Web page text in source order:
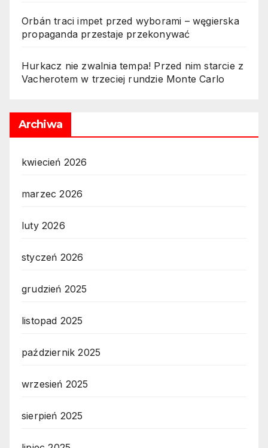
Orbán traci impet przed wyborami – węgierska
propaganda przestaje przekonywać
Hurkacz nie zwalnia tempa! Przed nim starcie z
Vacherotem w trzeciej rundzie Monte Carlo
Archiwa
kwiecień 2026
marzec 2026
luty 2026
styczeń 2026
grudzień 2025
listopad 2025
październik 2025
wrzesień 2025
sierpień 2025